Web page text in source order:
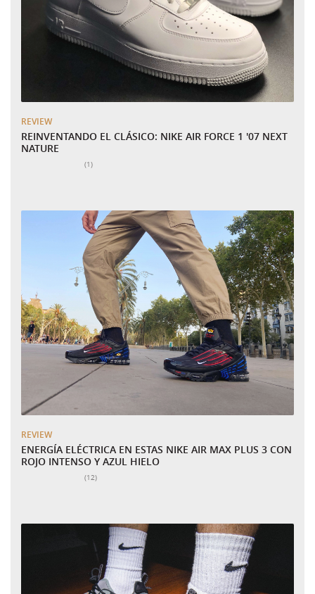
REVIEW
REINVENTANDO EL CLÁSICO: NIKE AIR FORCE 1 '07 NEXT
NATURE
Número total de valoraciones:
(1)
REVIEW
ENERGÍA ELÉCTRICA EN ESTAS NIKE AIR MAX PLUS 3 CON
ROJO INTENSO Y AZUL HIELO
Número total de valoraciones:
(12)